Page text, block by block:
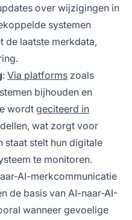
over wijzigingen in
systemen
de laatste merkdata,
: Via platforms zoals
bijhouden en
wordt geciteerd in
wat zorgt voor
staat stelt hun digitale
te monitoren.
AI-merkcommunicatie
de basis van AI-naar-AI-
wanneer gevoelige